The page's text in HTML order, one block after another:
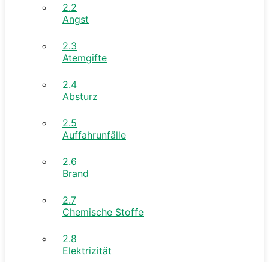
2.2
Angst
2.3
Atemgifte
2.4
Absturz
2.5
Auffahrunfälle
2.6
Brand
2.7
Chemische Stoffe
2.8
Elektrizität